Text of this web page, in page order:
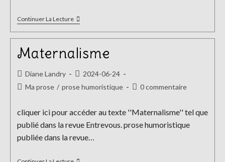
Continuer La LectureJappements
Maternalisme
Auteur/autrice
de
Diane Landry
Publication
publiée :
2024-06-24
PostMa prose / prose humoristique
Commentaires
publication :
0 commentaire
cliquer ici pour accéder au texte ''Maternalisme'' tel que
publié dans la revue Entrevous. prose humoristique
publiée dans la revue…